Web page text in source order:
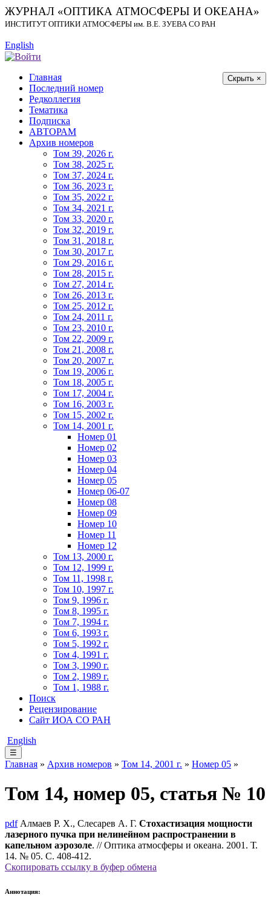
ЖУРНАЛ «ОПТИКА АТМОСФЕРЫ И ОКЕАНА»
ИНСТИТУТ ОПТИКИ АТМОСФЕРЫ им. В.Е. ЗУЕВА СО РАН
English
Скрыть ×
Главная
Последний номер
Редколлегия
Тематика
Подписка
АВТОРАМ
Архив номеров
Том 39, 2026 г.
Том 38, 2025 г.
Том 37, 2024 г.
Том 36, 2023 г.
Том 35, 2022 г.
Том 34, 2021 г.
Том 33, 2020 г.
Том 32, 2019 г.
Том 31, 2018 г.
Том 30, 2017 г.
Том 29, 2016 г.
Том 28, 2015 г.
Том 27, 2014 г.
Том 26, 2013 г.
Том 25, 2012 г.
Том 24, 2011 г.
Том 23, 2010 г.
Том 22, 2009 г.
Том 21, 2008 г.
Том 20, 2007 г.
Том 19, 2006 г.
Том 18, 2005 г.
Том 17, 2004 г.
Том 16, 2003 г.
Том 15, 2002 г.
Том 14, 2001 г.
Номер 01
Номер 02
Номер 03
Номер 04
Номер 05
Номер 06-07
Номер 08
Номер 09
Номер 10
Номер 11
Номер 12
Том 13, 2000 г.
Том 12, 1999 г.
Том 11, 1998 г.
Том 10, 1997 г.
Том 9, 1996 г.
Том 8, 1995 г.
Том 7, 1994 г.
Том 6, 1993 г.
Том 5, 1992 г.
Том 4, 1991 г.
Том 3, 1990 г.
Том 2, 1989 г.
Том 1, 1988 г.
Поиск
Рецензирование
Сайт ИОА СО РАН
English
☰
Главная » Архив номеров » Том 14, 2001 г. » Номер 05 »
Том 14, номер 05, статья № 10
pdf Алмаев Р. Х., Слесарев А. Г. Стохастизация мощности
лазерного пучка при нелинейном распространении в
капельном аэрозоле. // Оптика атмосферы и океана. 2001. Т.
14. № 05. С. 408-412.
Скопировать ссылку в буфер обмена
Аннотация: